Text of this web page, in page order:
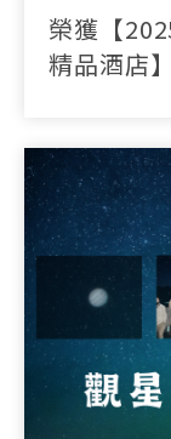
榮獲【
精品酒店